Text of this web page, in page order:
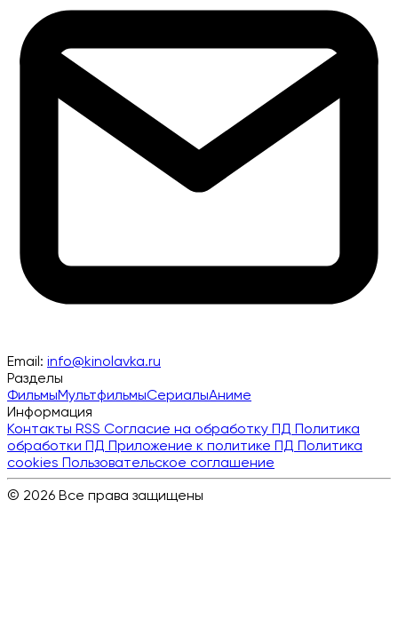
Email: info@kinolavka.ru
Разделы
ФильмыМультфильмыСериалыАниме
Информация
Контакты RSS Согласие на обработку ПД Политика
обработки ПД Приложение к политике ПД Политика
cookies Пользовательское соглашение
© 2026 Все права защищены